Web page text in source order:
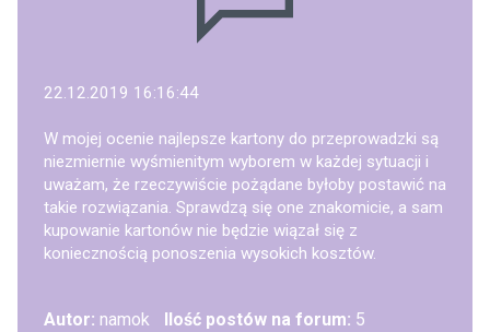
22.12.2019 16:16:44
W mojej ocenie najlepsze kartony do przeprowadzki są
niezmiernie wyśmienitym wyborem w każdej sytuacji i
uważam, że rzeczywiście pożądane byłoby postawić na
takie rozwiązania. Sprawdzą się one znakomicie, a sam
kupowanie kartonów nie będzie wiązał się z
koniecznością ponoszenia wysokich kosztów.
Autor: namok Ilość postów na forum: 5